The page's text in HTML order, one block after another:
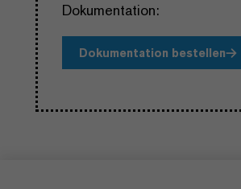
Dokumentation:
Dokumentation bestellen